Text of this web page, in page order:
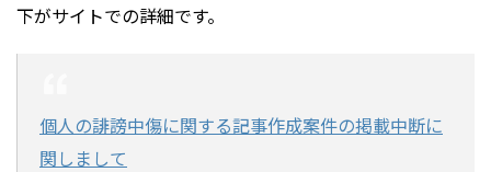
下がサイトでの詳細です。
個人の誹謗中傷に関する記事作成案件の掲載中断に
関しまして